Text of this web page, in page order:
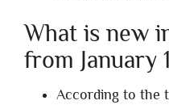
What is new
from January
According to the